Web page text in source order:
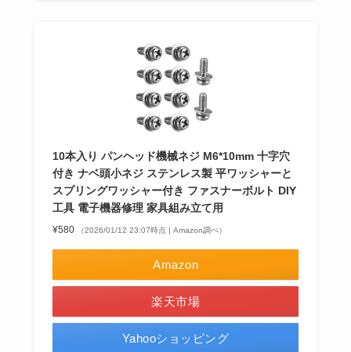
10本入り パンヘッド機械ネジ M6*10mm 十字穴
付き ナベ頭小ネジ ステンレス製 平ワッシャーと
スプリングワッシャー付き ファスナーボルト DIY
工具 電子機器修理 家具組み立て用
¥580 （2026/01/12 23:07時点 | Amazon調べ）
Amazon
楽天市場
Yahooショッピング